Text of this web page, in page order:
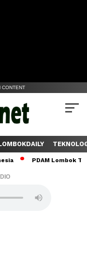
CONTENT
PDAM Lombok Tengah